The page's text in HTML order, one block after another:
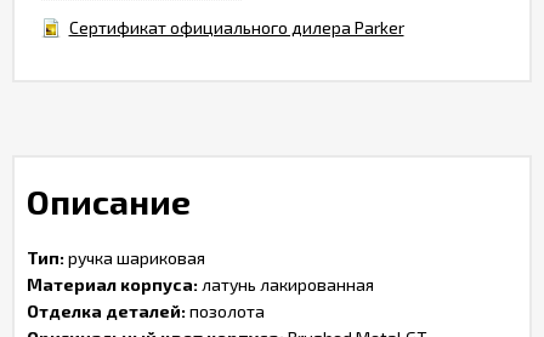
Сертификат официального дилера Parker
Описание
Тип:ручка шариковая
Материал корпуса: латунь лакированная
Отделка деталей:позолота